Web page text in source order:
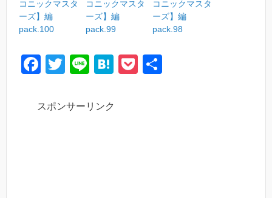
コニックマスタ
ーズ】編
pack.100
コニックマスタ
ーズ】編
pack.99
コニックマスタ
ーズ】編
pack.98
F
c
T
tt
Li
e
H
P
スポンサーリンク